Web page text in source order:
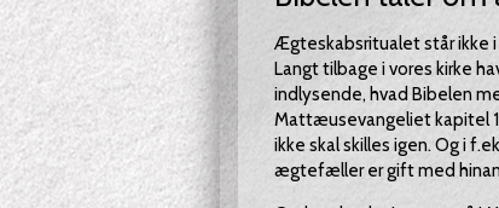
Ægteskabsritualet står ikke i
Langt tilbage i vores kirke
indlysende, hvad Bibelen
Mattæusevangeliet kapitel
ikke skal skilles igen. Og i
ægtefæller er gift med